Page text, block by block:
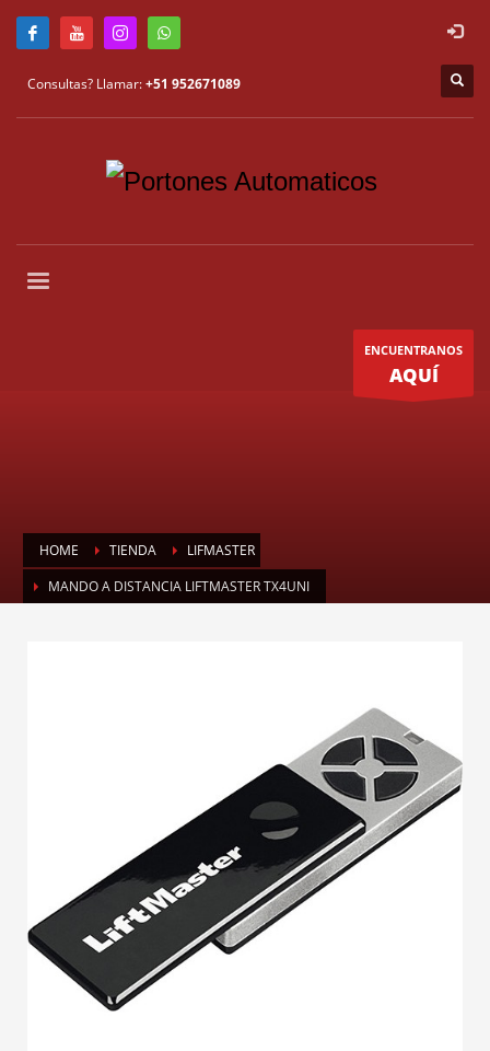
Consultas? Llamar:+51 952671089
ENCUENTRANOS
AQUÍ
HOME TIENDA
LIFMASTER
MANDO A DISTANCIA LIFTMASTER TX4UNI